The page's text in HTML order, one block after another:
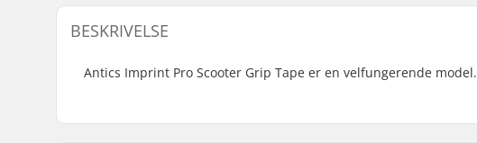
BESKRIVELSE
Antics Imprint Pro Scooter Grip Tape er en velfungerende model.